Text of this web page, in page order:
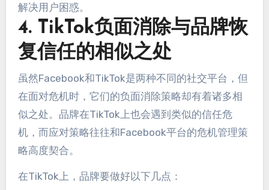
解决用户困惑。
4. TikTok负面消除与品牌恢
复信任的相似之处
虽然Facebook和TikTok是两种不同的社交平台，但
在面对危机时，它们的负面消除策略却有着诸多相
似之处。品牌在TikTok上也会遇到类似的信任危
机，而应对策略往往和Facebook平台的危机管理策
略高度契合。
在TikTok上，品牌要做好以下几点：